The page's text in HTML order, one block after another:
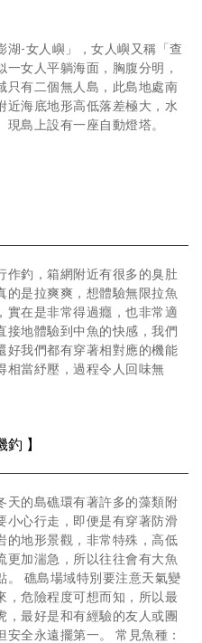
湖-女人嶼」，女人嶼又稱「查
女人平躺海面，胸腹分明，
只有二個無人島，此島地處南
近海底地形高低落差極大，水
島上設有一座自動燈塔。
作釣，箱網附近有很多的臭肚
的是拉爽爽，想體驗無限拉魚
實在是非常得過癮，也非常適
接地體驗到中魚的快感，我們
好我們都有穿著相對應的機能
相當紓壓，過程令人回味無
】
天的島礁環有著許多的藻類附
小心行走，即便是有穿著防滑
的地形景觀，非常特殊，高低
更加湍急，所以往往會有大魚
。 礁島場域特別要注意天氣變
，危險程度可想而知，所以最
，最好是和有經驗的友人或團
全永遠擺第一。 常見魚種：